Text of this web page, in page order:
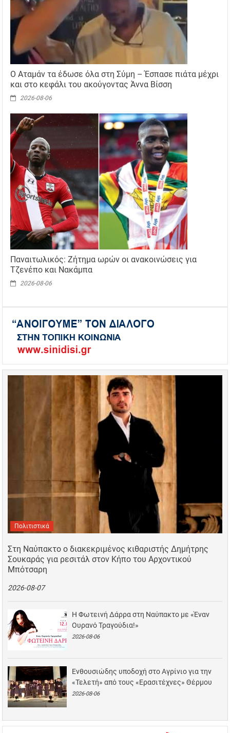
Ο Αταμάν τα έδωσε όλα στη Σύμη – Έσπασε πιάτα μέχρι
και στο κεφάλι του ακούγοντας Άννα Βίσση
2026-08-06
Παναιτωλικός: Ζήτημα ωρών οι ανακοινώσεις για
Τζενέπο και Νακάμπα
2026-08-06
Πολιτιστικά
Στη Ναύπακτο ο διακεκριμένος κιθαριστής Δημήτρης
Σουκαράς για ρεσιτάλ στον Κήπο του Αρχοντικού
Μπότσαρη
2026-08-07
Η Φωτεινή Δάρρα στη Ναύπακτο με «Έναν
Ουρανό Τραγούδια!»
2026-08-06
Ενθουσιώδης υποδοχή στο Αγρίνιο για την
«Τελετή» από τους «Ερασιτέχνες» Θέρμου
2026-08-06